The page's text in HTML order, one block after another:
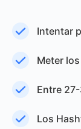
Intentar
Meter
Entre
Los